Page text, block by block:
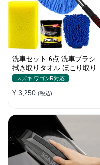
洗車セット 6点 洗車ブラシ
拭き取りタオル ほこり取りモ
ップ 傷防止 家事用
スズキ ワゴンR対応
¥ 3,250 (税込)